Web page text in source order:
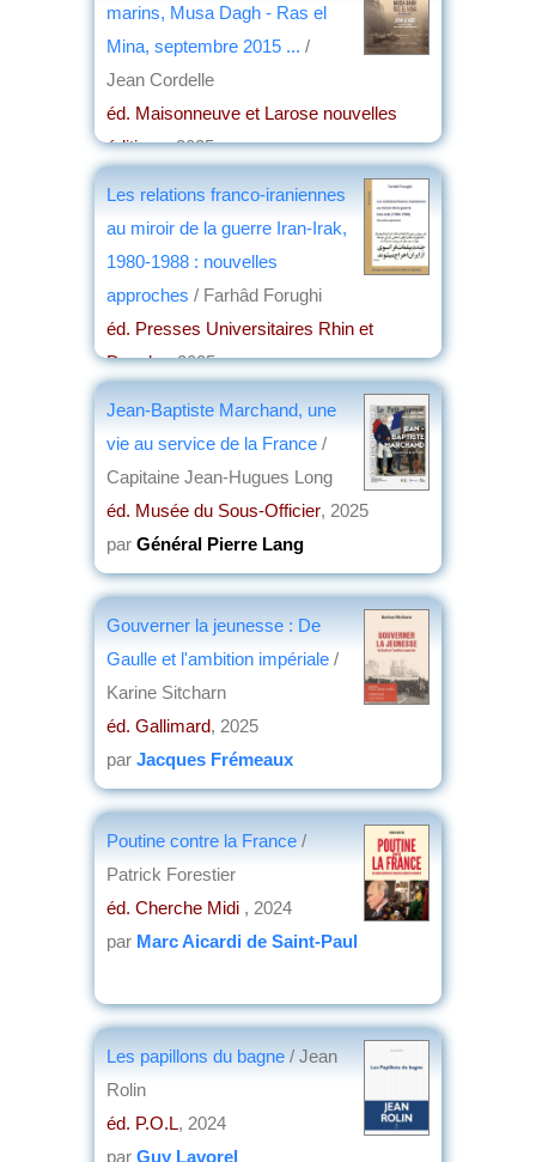
marins, Musa Dagh - Ras el
Mina, septembre 2015 ... /
Jean Cordelle
éd. Maisonneuve et Larose nouvelles
éditions, 2025
Les relations franco-iraniennes
au miroir de la guerre Iran-Irak,
1980-1988 : nouvelles
approches / Farhâd Forughi
éd. Presses Universitaires Rhin et
Danube, 2025
Jean-Baptiste Marchand, une
vie au service de la France /
Capitaine Jean-Hugues Long
éd. Musée du Sous-Officier, 2025
par Général Pierre Lang
Gouverner la jeunesse : De
Gaulle et l'ambition impériale /
Karine Sitcharn
éd. Gallimard, 2025
par Jacques Frémeaux
Poutine contre la France /
Patrick Forestier
éd. Cherche Midi , 2024
par Marc Aicardi de Saint-Paul
Les papillons du bagne / Jean
Rolin
éd. P.O.L, 2024
par Guy Lavorel